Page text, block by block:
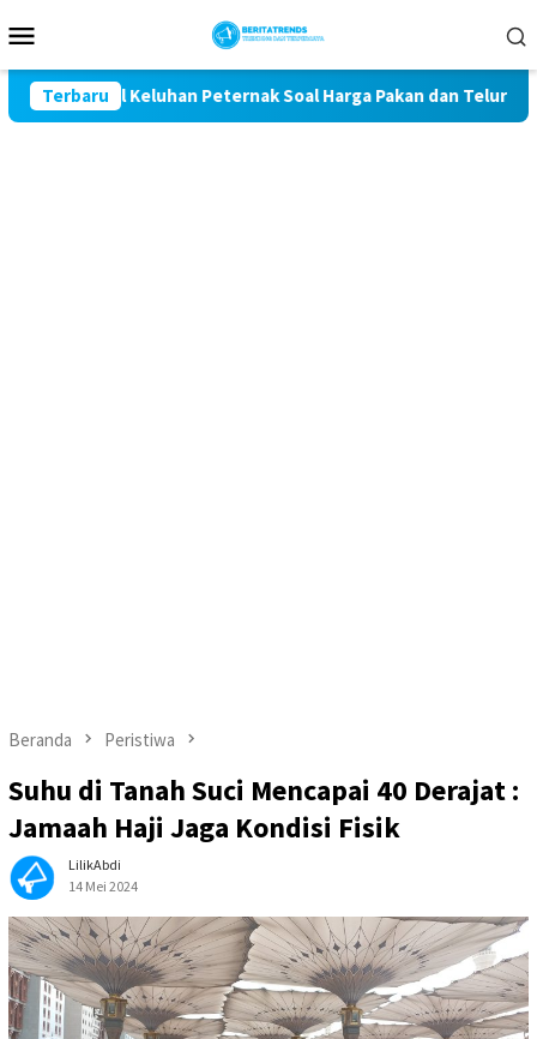
ke
Mobile
Terbaru
Kawal Keluhan Peternak Soal Harga Pakan dan Telur
Beranda Peristiwa
Suhu di Tanah Suci Mencapai 40 Derajat :
Jamaah Haji Jaga Kondisi Fisik
LilikAbdi
14 Mei 2024